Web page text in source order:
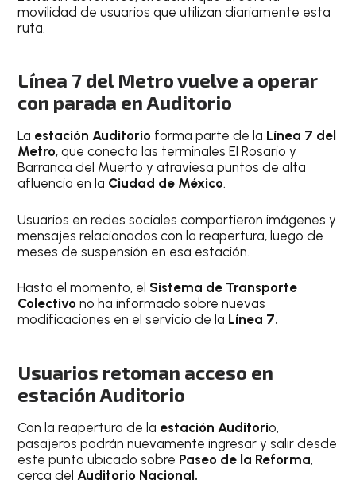
movilidad de usuarios que utilizan diariamente esta
ruta.
Línea 7 del Metro vuelve a operar
con parada en Auditorio
La estación Auditorio forma parte de la Línea 7 del
Metro, que conecta las terminales El Rosario y
Barranca del Muerto y atraviesa puntos de alta
afluencia en la Ciudad de México.
Usuarios en redes sociales compartieron imágenes y
mensajes relacionados con la reapertura, luego de
meses de suspensión en esa estación.
Hasta el momento, el Sistema de Transporte
Colectivo no ha informado sobre nuevas
modificaciones en el servicio de la Línea 7.
Usuarios retoman acceso en
estación Auditorio
Con la reapertura de la estación Auditorio,
pasajeros podrán nuevamente ingresar y salir desde
este punto ubicado sobre Paseo de la Reforma,
cerca del Auditorio Nacional.